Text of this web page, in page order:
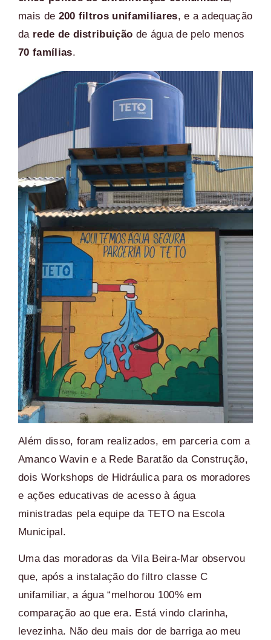
mais de 200 filtros unifamiliares, e a adequação
da rede de distribuição de água de pelo menos
70 famílias.
Além disso, foram realizados, em parceria com a
Amanco Wavin e a Rede Baratão da Construção,
dois Workshops de Hidráulica para os moradores
e ações educativas de acesso à água
ministradas pela equipe da TETO na Escola
Municipal.
Uma das moradoras da Vila Beira-Mar observou
que, após a instalação do filtro classe C
unifamiliar, a água “melhorou 100% em
comparação ao que era. Está vindo clarinha,
levezinha. Não deu mais dor de barriga ao meu